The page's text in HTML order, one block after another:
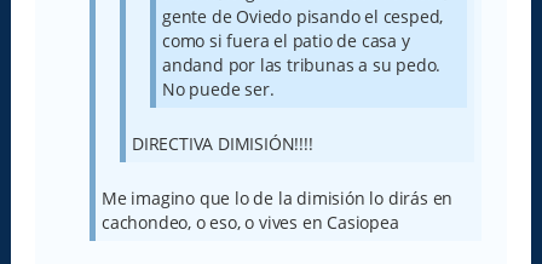
gente de Oviedo pisando el cesped,
como si fuera el patio de casa y
andand por las tribunas a su pedo.
No puede ser.
DIRECTIVA DIMISIÓN!!!!
Me imagino que lo de la dimisión lo dirás en
cachondeo, o eso, o vives en Casiopea